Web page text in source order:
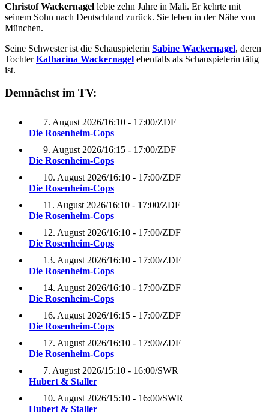
Christof Wackernagel lebte zehn Jahre in Mali. Er kehrte mit
seinem Sohn nach Deutschland zurück. Sie leben in der Nähe von
München.
Seine Schwester ist die Schauspielerin Sabine Wackernagel, deren
TochterKatharina Wackernagel ebenfalls als Schauspielerin tätig
ist.
Demnächst im TV:
7. August 2026/16:10 - 17:00/ZDF
Die Rosenheim-Cops
9. August 2026/16:15 - 17:00/ZDF
Die Rosenheim-Cops
10. August 2026/16:10 - 17:00/ZDF
Die Rosenheim-Cops
11. August 2026/16:10 - 17:00/ZDF
Die Rosenheim-Cops
12. August 2026/16:10 - 17:00/ZDF
Die Rosenheim-Cops
13. August 2026/16:10 - 17:00/ZDF
Die Rosenheim-Cops
14. August 2026/16:10 - 17:00/ZDF
Die Rosenheim-Cops
16. August 2026/16:15 - 17:00/ZDF
Die Rosenheim-Cops
17. August 2026/16:10 - 17:00/ZDF
Die Rosenheim-Cops
7. August 2026/15:10 - 16:00/SWR
Hubert & Staller
10. August 2026/15:10 - 16:00/SWR
Hubert & Staller